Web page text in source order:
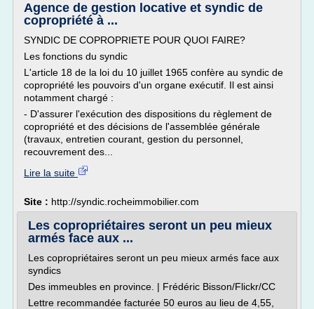
Agence de gestion locative et syndic de
copropriété à ...
SYNDIC DE COPROPRIETE POUR QUOI FAIRE?
Les fonctions du syndic
L'article 18 de la loi du 10 juillet 1965 confère au syndic de
copropriété les pouvoirs d'un organe exécutif. Il est ainsi
notamment chargé :
- D'assurer l'exécution des dispositions du règlement de
copropriété et des décisions de l'assemblée générale
(travaux, entretien courant, gestion du personnel,
recouvrement des...
Lire la suite
Site : http://syndic.rocheimmobilier.com
Les copropriétaires seront un peu mieux
armés face aux ...
Les copropriétaires seront un peu mieux armés face aux
syndics
Des immeubles en province. | Frédéric Bisson/Flickr/CC
Lettre recommandée facturée 50 euros au lieu de 4,55,